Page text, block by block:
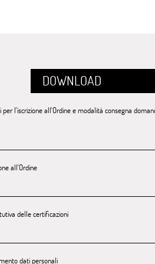
DOWNLOAD
per l'iscrizione all'Ordine e modalità consegna
all'Ordine
delle certificazioni
dati personali